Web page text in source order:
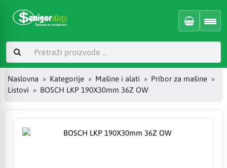
Naslovna Kategorije Mašine i alati
Pribor za mašine
Listovi
BOSCH LKP 190X30mm 36Z OW